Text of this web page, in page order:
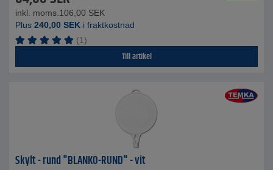
inkl. moms. 106,00 SEK
Plus 240,00 SEK i fraktkostnad
(1)
Till artikel
Skylt - rund "BLANKO-RUND" - vit